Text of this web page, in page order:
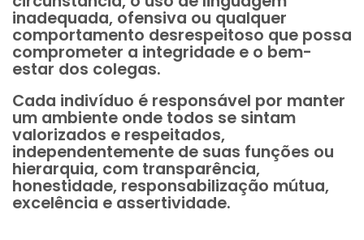
inadequada, ofensiva ou qualquer
comportamento desrespeitoso que possa
comprometer a integridade e o bem-
estar dos colegas.
Cada indivíduo é responsável por manter
um ambiente onde todos se sintam
valorizados e respeitados,
independentemente de suas funções ou
hierarquia, com transparência,
honestidade, responsabilização mútua,
excelência e assertividade.